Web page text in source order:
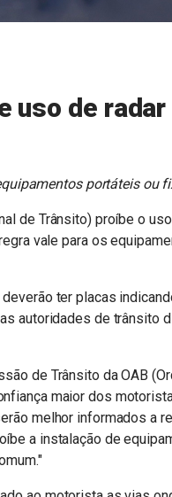
uso de
portáteis ou
de Trânsito) proíbe o
vale para os
ter placas
autoridades de trânsito
de Trânsito da OAB
maior dos
melhor informados a
a instalação de